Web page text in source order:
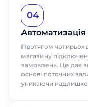
04
Протягом чотирьох
магазину
замовлень. Це дає
основі поточних
уникаючи